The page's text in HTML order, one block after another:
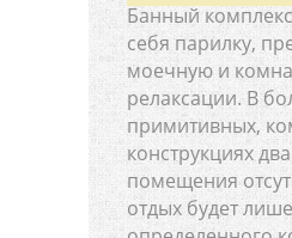
Банный
себя парилку,
моечную и
релаксации. В
примитивных,
конструкциях
помещения
отдых будет